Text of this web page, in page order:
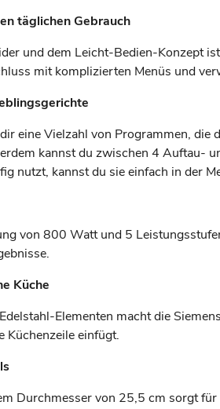
täglichen Gebrauch
und dem Leicht-Bedien-Konzept
mit komplizierten Menüs und
eine Vielzahl von Programmen,
kannst du zwischen 4 Auftau-
nutzt, kannst du sie einfach in der
von 800 Watt und 5
Küche
Elementen macht die
Küchenzeile einfügt.
Durchmesser von 25,5 cm sorgt